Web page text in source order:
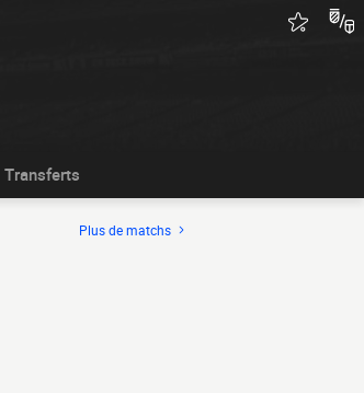
Transferts
Plus de matchs